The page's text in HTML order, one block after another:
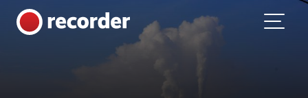
Skip to content
Main Navigation